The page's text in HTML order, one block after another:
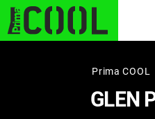
STARHOUSE
PLNEJ KOTEL
Prima COOL
GLEN